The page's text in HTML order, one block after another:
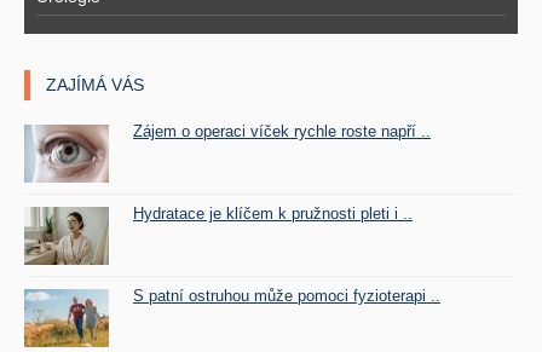
ZAJÍMÁ VÁS
Zájem o operaci víček rychle roste napří ..
Hydratace je klíčem k pružnosti pleti i ..
S patní ostruhou může pomoci fyzioterapi ..